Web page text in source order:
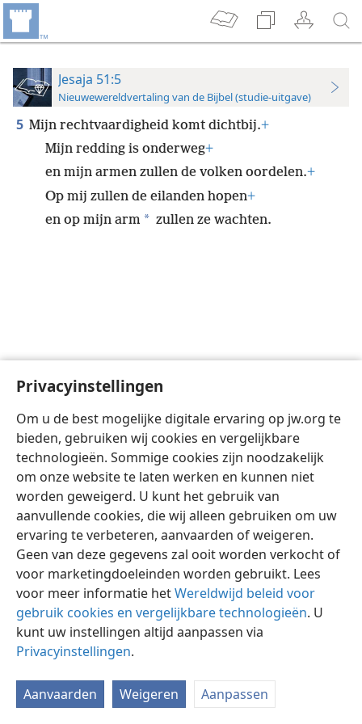
Privacyinstellingen
Om u de best mogelijke digitale ervaring op jw.org te
bieden, gebruiken wij cookies en vergelijkbare
technologieën. Sommige cookies zijn noodzakelijk
om onze website te laten werken en kunnen niet
worden geweigerd. U kunt het gebruik van
aanvullende cookies, die wij alleen gebruiken om uw
ervaring te verbeteren, aanvaarden of weigeren.
Geen van deze gegevens zal ooit worden verkocht of
voor marketingdoeleinden worden gebruikt. Lees
voor meer informatie hetWereldwijd beleid voor
gebruik cookies en vergelijkbare technologieën. U
kunt uw instellingen altijd aanpassen via
Privacyinstellingen.
Aanvaarden Weigeren Aanpassen
Jesaja 51:5
Nieuwewereldvertaling van de Bijbel (studie-uitgave)
5 Mijn rechtvaardigheid komt dichtbij.+
Mijn redding is onderweg+
en mijn armen zullen de volken oordelen.+
Op mij zullen de eilanden hopen+
en op mijn arm * zullen ze wachten.
Nederlands Instellingen
Copyright © 2026 Watch Tower Bible and Tract Society of Pennsylvania
Gebruiksvoorwaarden Privacybeleid
JW.ORG
Inloggen